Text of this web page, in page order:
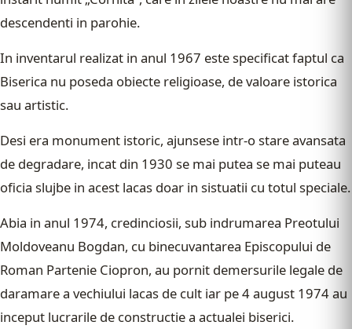
descendenti in parohie.
In inventarul realizat in anul 1967 este specificat faptul ca
Biserica nu poseda obiecte religioase, de valoare istorica
sau artistic.
Desi era monument istoric, ajunsese intr-o stare avansata
de degradare, incat din 1930 se mai putea se mai puteau
oficia slujbe in acest lacas doar in sistuatii cu totul speciale.
Abia in anul 1974, credinciosii, sub indrumarea Preotului
Moldoveanu Bogdan, cu binecuvantarea Episcopului de
Roman Partenie Ciopron, au pornit demersurile legale de
daramare a vechiului lacas de cult iar pe 4 august 1974 au
inceput lucrarile de constructie a actualei biserici.